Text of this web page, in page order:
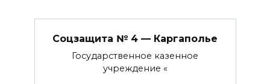
Соцзащита № 4 — Каргаполье
Государственное казенное
учреждение «